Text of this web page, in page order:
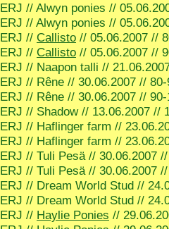
ERJ // Alwyn ponies //
ERJ // Alwyn ponies //
ERJ // Callisto // 05.06.2007 //
ERJ // Callisto // 05.06.2007 //
ERJ // Naapon talli //
ERJ // Rêne // 30.06.2007 //
ERJ // Rêne // 30.06.2007 //
ERJ // Shadow // 13.06.2007 //
ERJ // Haflinger farm //
ERJ // Haflinger farm //
ERJ // Tuli Pesä // 30.06.2007
ERJ // Tuli Pesä // 30.06.2007
ERJ // Dream World Stud //
ERJ // Dream World Stud //
ERJ // Haylie Ponies //